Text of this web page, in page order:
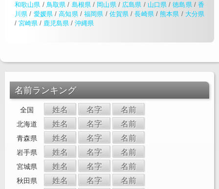
和歌山県 / 鳥取県 / 島根県/ 岡山県/ 広島県 / 山口県 /徳島県/香
川県 / 愛媛県/高知県/ 福岡県 / 佐賀県 /長崎県/熊本県 / 大分県
/ 宮崎県 / 鹿児島県 / 沖縄県
名前ランキング
全国 姓名 名字 名前
北海道 姓名 名字 名前
青森県 姓名 名字 名前
岩手県 姓名 名字 名前
宮城県 姓名 名字 名前
秋田県 姓名 名字 名前